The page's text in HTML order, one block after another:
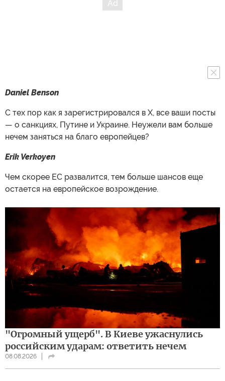
Daniel Benson
С тех пор как я зарегистрировался в X, все ваши посты
— о санкциях, Путине и Украине. Неужели вам больше
нечем заняться на благо европейцев?
Erik Verkoyen
Чем скорее ЕС развалится, тем больше шансов еще
остается на европейское возрождение.
"Огромный ущерб". В Киеве ужаснулись
российским ударам: ответить нечем
08.08.2026